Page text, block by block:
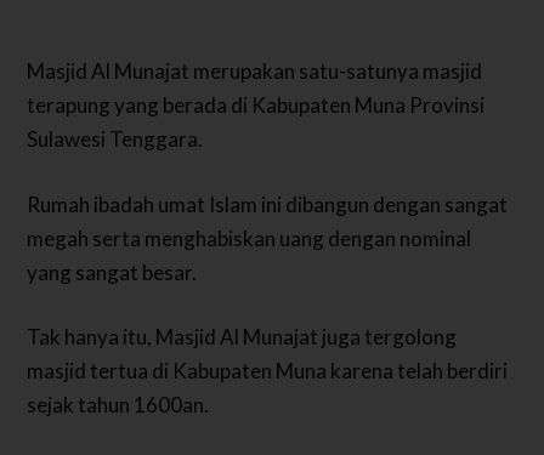
Masjid Al Munajat merupakan satu-satunya masjid
terapung yang berada di Kabupaten Muna Provinsi
Sulawesi Tenggara.
Rumah ibadah umat Islam ini dibangun dengan sangat
megah serta menghabiskan uang dengan nominal
yang sangat besar.
Tak hanya itu, Masjid Al Munajat juga tergolong
masjid tertua di Kabupaten Muna karena telah berdiri
sejak tahun 1600an.